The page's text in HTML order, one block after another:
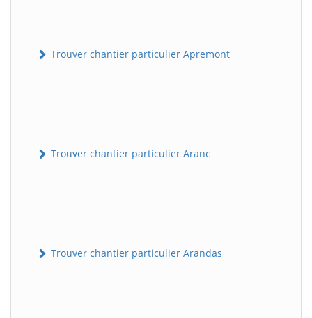
Trouver chantier particulier Apremont
Trouver chantier particulier Aranc
Trouver chantier particulier Arandas